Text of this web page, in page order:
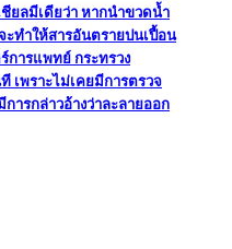
ยลมีเดียว่า หากนำขวดน้ำ
ะทำให้สารอันตรายปนเปื้อน
การแพทย์ กระทรวง
เพราะไม่เคยมีการตรวจ
ารกล่าวอ้างว่าละลายออก